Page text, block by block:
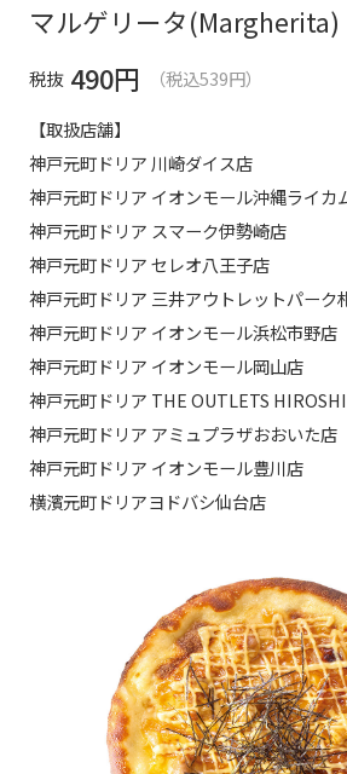
マルゲリータ(Margherita)
税抜 490円
（税込539円）
【取扱店舗】
神戸元町ドリア 川崎ダイス店
神戸元町ドリア イオンモール沖縄ライカ
神戸元町ドリア スマーク伊勢崎店
神戸元町ドリア セレオ八王子店
神戸元町ドリア 三井アウトレットパーク
神戸元町ドリア イオンモール浜松市野店
神戸元町ドリア イオンモール岡山店
神戸元町ドリア THE OUTLETS
神戸元町ドリア アミュプラザおおいた店
神戸元町ドリア イオンモール豊川店
横濱元町ドリアヨドバシ仙台店